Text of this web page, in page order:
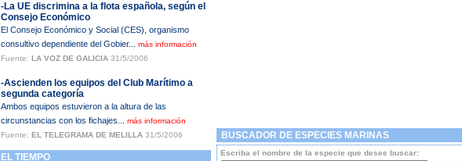
-La UE discrimina a la flota española, según el
Consejo Económico
El Consejo Económico y Social (CES), organismo
consultivo dependiente del Gobier... más información
Fuente: LA VOZ DE GALICIA31/5/2006
-Ascienden los equipos del Club Marítimo a
segunda categoría
Ambos equipos estuvieron a la altura de las
circunstancias con los fichajes... más información
Fuente: EL TELEGRAMA DE MELILLA31/5/2006
EL TIEMPO
BUSCADOR DE ESPECIES MARINAS
Escriba el nombre de la especie que desee buscar: